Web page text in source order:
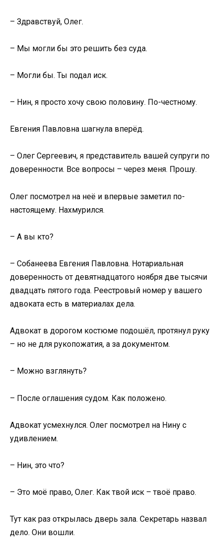
– Здравствуй, Олег.
– Мы могли бы это решить без суда.
– Могли бы. Ты подал иск.
– Нин, я просто хочу свою половину. По-честному.
Евгения Павловна шагнула вперёд.
– Олег Сергеевич, я представитель вашей супруги по
доверенности. Все вопросы – через меня. Прошу.
Олег посмотрел на неё и впервые заметил по-
настоящему. Нахмурился.
– А вы кто?
– Собанеева Евгения Павловна. Нотариальная
доверенность от девятнадцатого ноября две тысячи
двадцать пятого года. Реестровый номер у вашего
адвоката есть в материалах дела.
Адвокат в дорогом костюме подошёл, протянул руку
– но не для рукопожатия, а за документом.
– Можно взглянуть?
– После оглашения судом. Как положено.
Адвокат усмехнулся. Олег посмотрел на Нину с
удивлением.
– Нин, это что?
– Это моё право, Олег. Как твой иск – твоё право.
Тут как раз открылась дверь зала. Секретарь назвал
дело. Они вошли.